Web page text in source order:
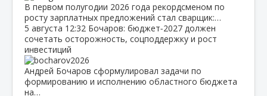
В первом полугодии 2026 года рекордсменом по
росту зарплатных предложений стал сварщик:…
5 августа 12:32 Бочаров: бюджет‑2027 должен
сочетать осторожность, соцподдержку и рост
инвестиций
Андрей Бочаров сформулировал задачи по
формированию и исполнению областного бюджета
на…